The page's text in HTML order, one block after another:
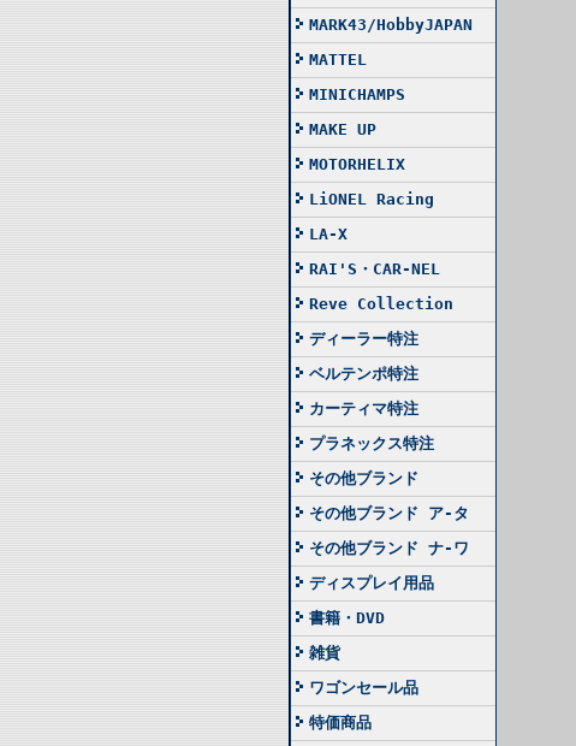
MARK43/HobbyJAPAN
MATTEL
MINICHAMPS
MAKE UP
MOTORHELIX
LiONEL Racing
LA-X
RAI'S・CAR-NEL
Reve Collection
ディーラー特注
ベルテンポ特注
カーティマ特注
プラネックス特注
その他ブランド
その他ブランド ア-タ
その他ブランド ナ-ワ
ディスプレイ用品
書籍・DVD
雑貨
ワゴンセール品
特価商品